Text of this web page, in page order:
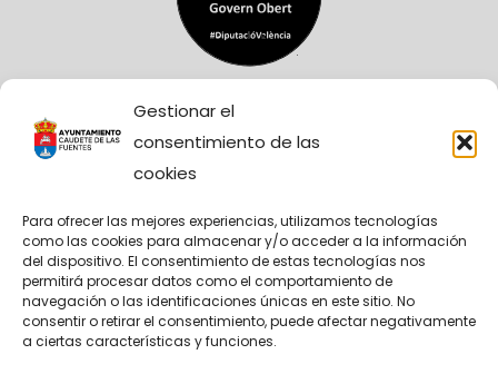
Gestionar el
consentimiento de las
cookies
Para ofrecer las mejores experiencias, utilizamos tecnologías
como las cookies para almacenar y/o acceder a la información
del dispositivo. El consentimiento de estas tecnologías nos
permitirá procesar datos como el comportamiento de
navegación o las identificaciones únicas en este sitio. No
consentir o retirar el consentimiento, puede afectar negativamente
a ciertas características y funciones.
Sitio Web financiado tanto por la Conselleria de
Participación, Transparencia, Cooperación y
Calidad Democrática, como por la Diputación
Provincial de València.